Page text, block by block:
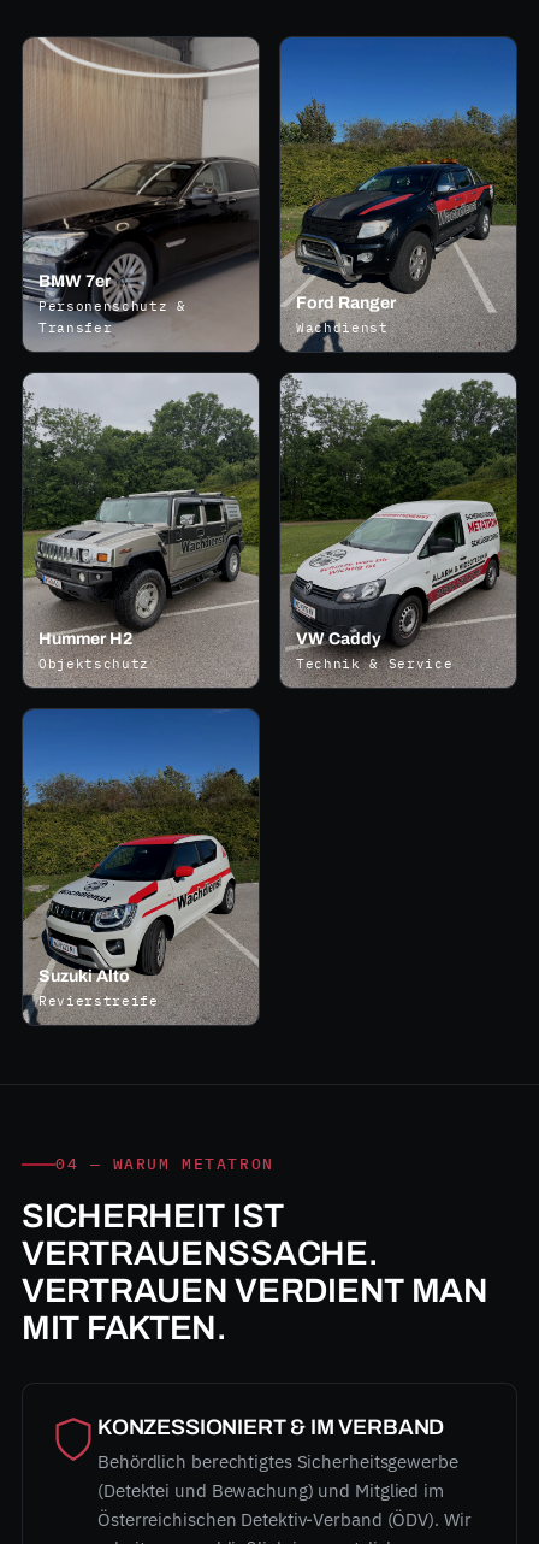
BMW 7er
Personenschutz &
Transfer
Ford Ranger
Wachdienst
Hummer H2
Objektschutz
VW Caddy
Technik & Service
Suzuki Alto
Revierstreife
04 — WARUM METATRON
SICHERHEIT IST
VERTRAUENSSACHE.
VERTRAUEN VERDIENT MAN
MIT FAKTEN.
KONZESSIONIERT & IM VERBAND
Behördlich berechtigtes Sicherheitsgewerbe
(Detektei und Bewachung) und Mitglied im
Österreichischen Detektiv-Verband (ÖDV). Wir